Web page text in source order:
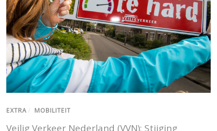
EXTRA / MOBILITEIT
Veilig Verkeer Nederland (VVN): Stijging